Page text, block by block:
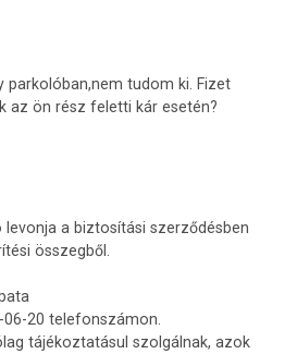
parkolóban,nem tudom ki. Fizet
az ön rész feletti kár esetén?
a biztosítási szerződésben
összegből.
20 telefonszámon.
tájékoztatásul szolgálnak, azok